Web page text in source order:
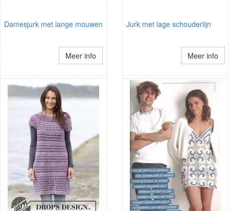
Damesjurk met lange mouwen
Meer info
Jurk met lage schouderlijn
Meer info